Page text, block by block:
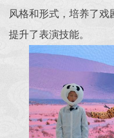
风格和形式，培养了戏
提升了表演技能。